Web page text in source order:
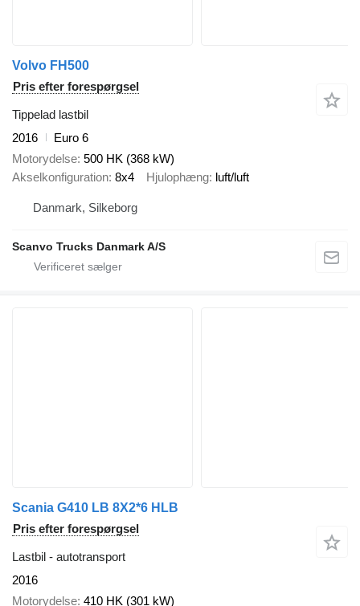
Volvo FH500
Pris efter forespørgsel
Tippelad lastbil
2016
Euro 6
Motorydelse 500 HK (368 kW)
Akselkonfiguration 8x4 Hjulophæng luft/luft
Danmark, Silkeborg
Scanvo Trucks Danmark A/S
Scania G410 LB 8X2*6 HLB
Pris efter forespørgsel
Lastbil - autotransport
2016
Motorydelse 410 HK (301 kW)